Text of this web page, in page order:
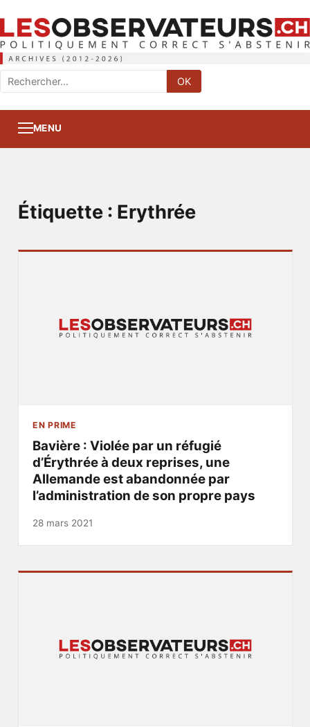
Rechercher
:
OK
MENU
Étiquette : Erythrée
EN PRIME
Bavière : Violée par un réfugié
d’Érythrée à deux reprises, une
Allemande est abandonnée par
l’administration de son propre pays
28 mars 2021